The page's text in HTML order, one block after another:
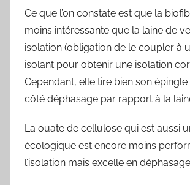
Ce que l’on constate est que la
moins intéressante que la laine de
isolation (obligation de le coupler à
isolant pour obtenir une isolation
Cependant, elle tire bien son
côté déphasage par rapport à la
La ouate de cellulose qui est aussi
écologique est encore moins
l’isolation mais excelle en